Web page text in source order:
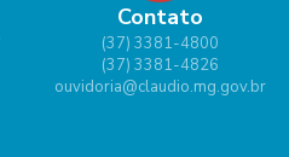
Contato
(37) 3381-4800
(37) 3381-4826
ouvidoria@claudio.mg.gov.br